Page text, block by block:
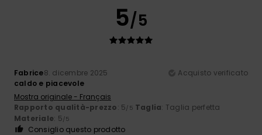
5/5
Fabrice8. dicembre 2025
Acquisto verificato
caldo e piacevole
Mostra originale - Français
Rapporto qualità-prezzo: 5/5 Taglia: Taglia perfetta
Materiale: 5/5
Consiglio questo prodotto